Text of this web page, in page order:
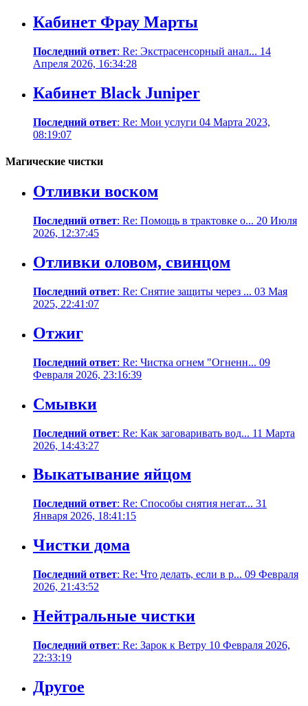
Кабинет Фрау Марты
Последний ответ: Re: Экстрасенсорный анал... 14
Апреля 2026, 16:34:28
Кабинет Black Juniper
Последний ответ: Re: Мои услуги 04 Марта 2023,
08:19:07
Магические чистки
Отливки воском
Последний ответ: Re: Помощь в трактовке о... 20 Июля
2026, 12:37:45
Отливки оловом, свинцом
Последний ответ: Re: Снятие защиты через ... 03 Мая
2025, 22:41:07
Отжиг
Последний ответ: Re: Чистка огнем "Огненн... 09
Февраля 2026, 23:16:39
Смывки
Последний ответ: Re: Как заговаривать вод... 11 Марта
2026, 14:43:27
Выкатывание яйцом
Последний ответ: Re: Способы снятия негат... 31
Января 2026, 18:41:15
Чистки дома
Последний ответ: Re: Что делать, если в р... 09 Февраля
2026, 21:43:52
Нейтральные чистки
Последний ответ: Re: Зарок к Ветру 10 Февраля 2026,
22:33:19
Другое